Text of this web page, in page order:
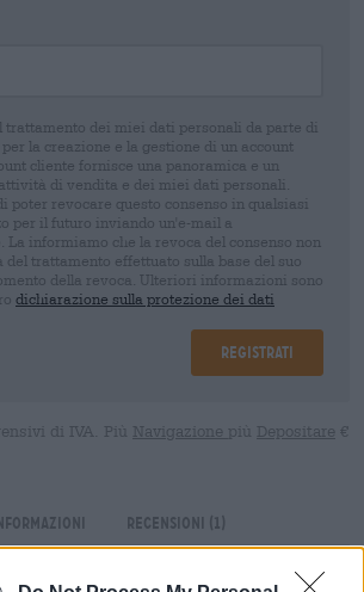
trattamento dei miei dati personali da parte di
la creazione e la gestione di un account
cliente fornisce una panoramica e un
di vendita e dei miei dati personali.
poter revocare questo consenso in qualsiasi
per il futuro inviando un'e-mail a
La informiamo che la revoca del consenso non
trattamento effettuato sulla base del suo
della revoca. Ulteriori informazioni sono
dichiarazione sulla protezione dei dati
Registrati
di IVA. Più Navigazione più Depositare €
Recensioni (1)